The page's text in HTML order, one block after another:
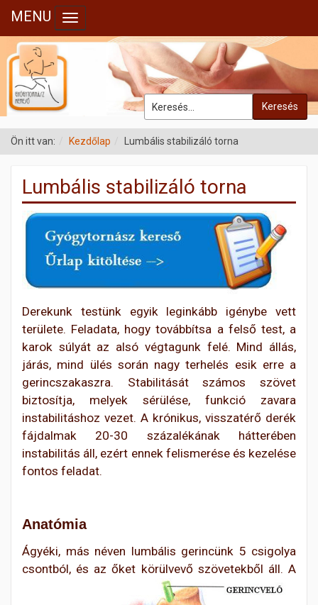
Keresés
MENU Toggle navigation
Ön itt van: Kezdőlap Lumbális stabilizáló torna
Lumbális stabilizáló torna
Derekunk testünk egyik leginkább igénybe vett
területe. Feladata, hogy továbbítsa a felső test, a
karok súlyát az alsó végtagunk felé. Mind állás,
járás, mind ülés során nagy terhelés esik erre a
gerincszakaszra. Stabilitását számos szövet
biztosítja, melyek sérülése, funkció zavara
instabilitáshoz vezet. A krónikus, visszatérő derék
fájdalmak 20-30 százalékának hátterében
instabilitás áll, ezért ennek felismerése és kezelése
fontos feladat.
Anatómia
Ágyéki, más néven lumbális gerincünk 5 csigolya
csontból, és az őket körülvevőszövetekből áll.A